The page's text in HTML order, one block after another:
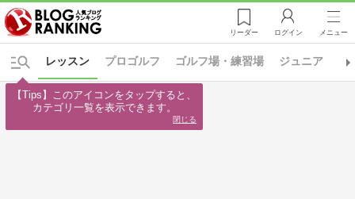
リーダー ログイン メニュー
プロゴルフ ゴルフ場・練習場 ジュニア
レッスン
【Tips】このアイコンをタップすると、
カテゴリ一覧を表示できます。
閉じる